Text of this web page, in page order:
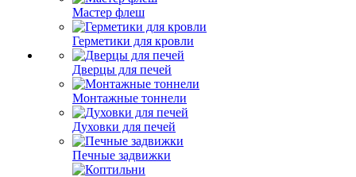
Мастер флеш
Герметики для кровли
Дверцы для печей
Монтажные тоннели
Духовки для печей
Печные задвижки